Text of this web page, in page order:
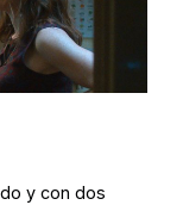
y con dos